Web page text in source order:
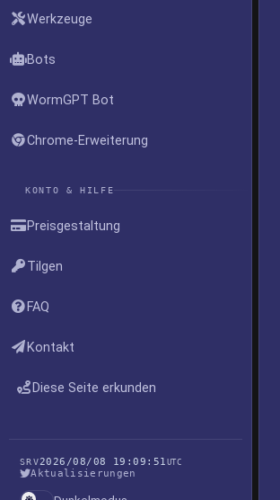
Werkzeuge
Bots
WormGPT Bot
Chrome-Erweiterung
KONTO & HILFE
Preisgestaltung
Tilgen
FAQ
Kontakt
Diese Seite erkunden
SRV2026/08/08 19:09:51UTC
Aktualisierungen